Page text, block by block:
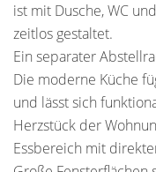
ist mit Dusche, WC
zeitlos gestaltet.
Ein separater
Die moderne Küche
und lässt sich
Herzstück der
Essbereich mit